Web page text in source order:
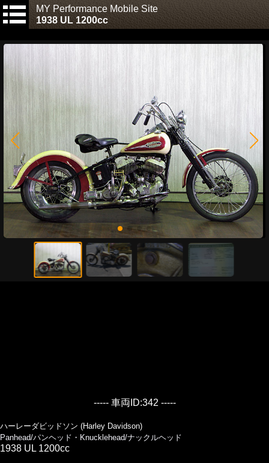
MY Performance Mobile Site
1938 UL 1200cc
----- 車両ID:342 -----
ハーレーダビッドソン (Harley Davidson)
Panhead/パンヘッド・Knucklehead/ナックルヘッド
1938 UL 1200cc